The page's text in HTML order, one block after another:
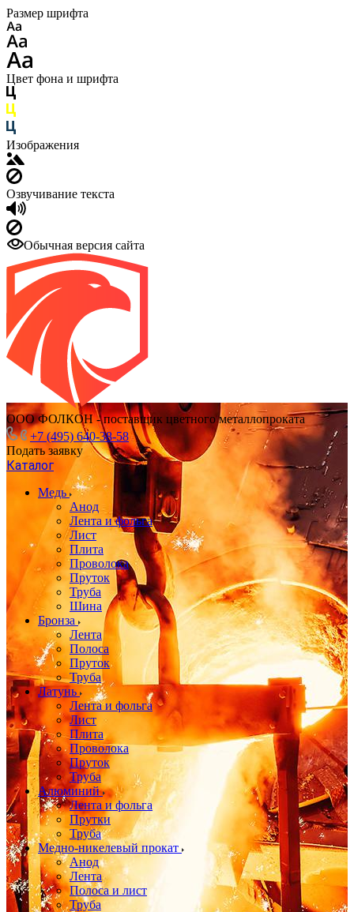
Размер шрифта
Цвет фона и шрифта
Изображения
Озвучивание текста
Обычная версия сайта
ООО ФОЛКОН - поставщик цветного металлопроката
+7 (495) 640-38-58
Подать заявку
Каталог
Медь
Анод
Лента и фольга
Лист
Плита
Проволока
Пруток
Труба
Шина
Бронза
Лента
Полоса
Пруток
Труба
Латунь
Лента и фольга
Лист
Плита
Проволока
Пруток
Труба
Алюминий
Лента и фольга
Прутки
Труба
Медно-никелевый прокат
Анод
Лента
Полоса и лист
Труба